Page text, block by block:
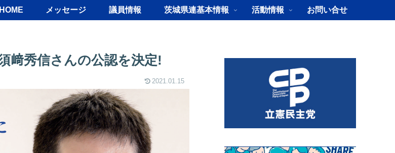
HOME メッセージ 議員情報 茨城県連基本情報 活動情報 お問い合せ
﨑秀信さんの公認を決定!
2021.01.15